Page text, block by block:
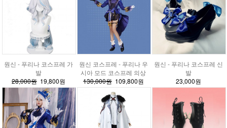
원신 - 푸리나 코스프레 가
발
28,000원19,800원
원신 코스프레 - 푸리나 우
시아 모드 코스프레 의상
130,000원109,800원
원신 - 푸리나 코스프레 신
발
23,000원